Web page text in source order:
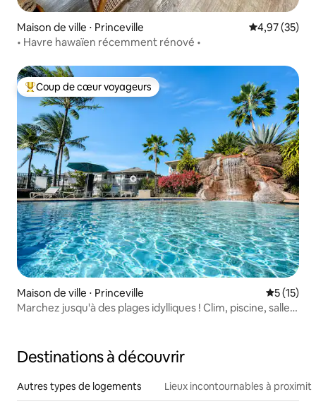
Maison de ville ⋅ Princeville Évaluation
4,97 (35)
• Havre hawaïen récemment rénové •
Coups de cœur voyageurs les plus appréciés
Coup de cœur voyageurs
Maison de ville ⋅ Princeville
5 (15)
Marchez jusqu'à des plages idylliques ! Clim, piscine, salle
Destinations à découvrir
Autres types de logements Lieux incontournables à